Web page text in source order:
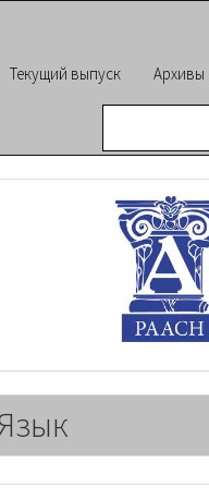
Текущий выпуск Архивы